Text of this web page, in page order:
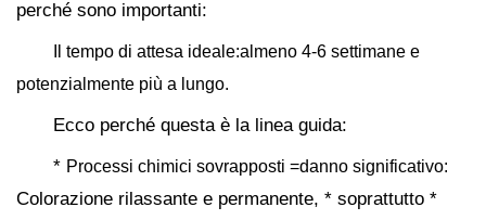
perché sono importanti:
Il tempo di attesa ideale:almeno 4-6 settimane e
potenzialmente più a lungo.
Ecco perché questa è la linea guida:
* Processi chimici sovrapposti =danno significativo:
Colorazione rilassante e permanente, * soprattutto *